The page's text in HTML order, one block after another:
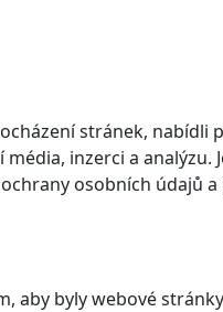
stránek, nabídli
inzerci a
osobních údajů
aby byly webové